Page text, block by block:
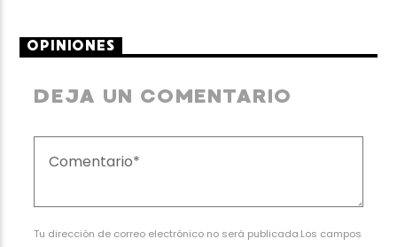
OPINIONES
DEJA UN COMENTARIO
Tu dirección de correo electrónico no será publicada.Los campos